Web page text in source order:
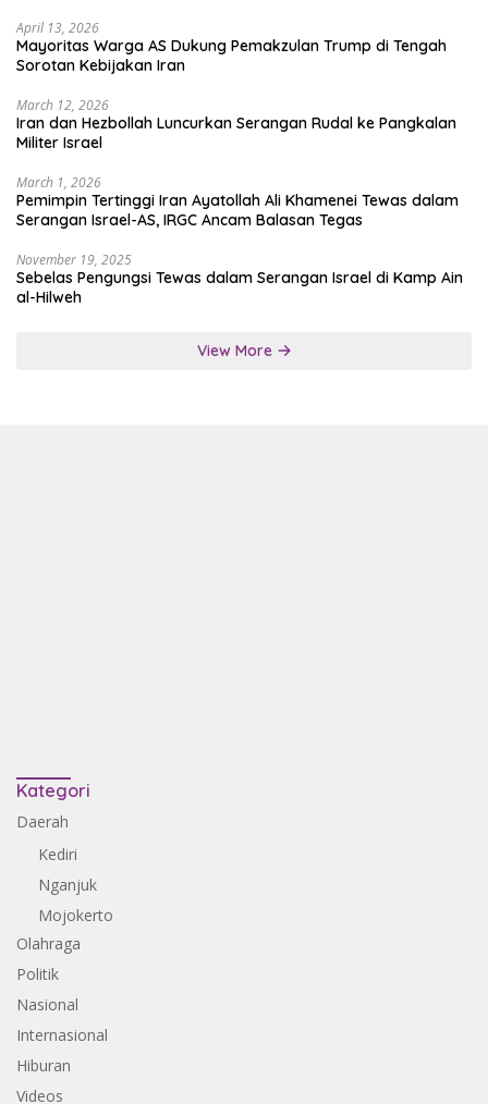
April 13, 2026
Mayoritas Warga AS Dukung Pemakzulan Trump di Tengah
Sorotan Kebijakan Iran
March 12, 2026
Iran dan Hezbollah Luncurkan Serangan Rudal ke Pangkalan
Militer Israel
March 1, 2026
Pemimpin Tertinggi Iran Ayatollah Ali Khamenei Tewas dalam
Serangan Israel-AS, IRGC Ancam Balasan Tegas
November 19, 2025
Sebelas Pengungsi Tewas dalam Serangan Israel di Kamp Ain
al-Hilweh
View More
Kategori
Daerah
Kediri
Nganjuk
Mojokerto
Olahraga
Politik
Nasional
Internasional
Hiburan
Videos